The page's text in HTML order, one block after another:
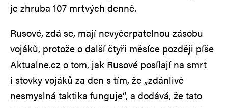
je zhruba 107 mrtvých denně.
Rusové, zdá se, mají nevyčerpatelnou zásobu
vojáků, protože o další čtyři měsíce později píše
Aktualne.cz o tom, jak Rusové posílají na smrt
i stovky vojáků za den s tím, že „zdánlivě
nesmyslná taktika funguje“, a dodává, že tato